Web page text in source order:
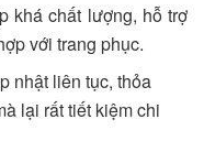
khá chất lượng, hỗ trợ
với trang phục.
nhật liên tục, thỏa
lại rất tiết kiệm chi